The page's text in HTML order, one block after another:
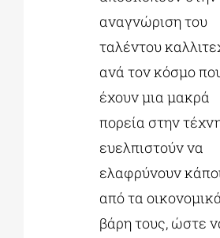
αναγνώριση του
ταλέντου
ανά τον κόσμο
έχουν μια μακρά
πορεία στην
ευελπιστούν να
ελαφρύνουν
από τα
βάρη τους, ώστε